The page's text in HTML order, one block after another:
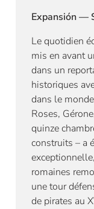
Expansión —
Le quotidien
mis en avant
dans un
historiques
dans le
Roses,
quinze
construits – a
romaines
une tour
de pirates au